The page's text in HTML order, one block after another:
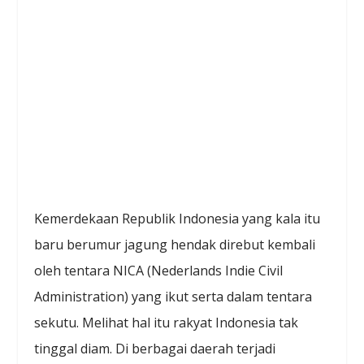
Kemerdekaan Republik Indonesia yang kala itu
baru berumur jagung hendak direbut kembali
oleh tentara NICA (Nederlands Indie Civil
Administration) yang ikut serta dalam tentara
sekutu. Melihat hal itu rakyat Indonesia tak
tinggal diam. Di berbagai daerah terjadi